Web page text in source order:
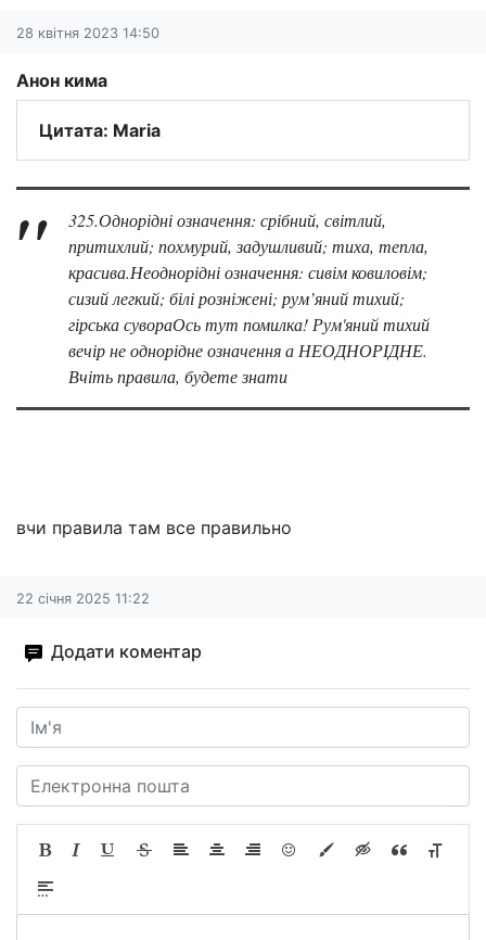
28 квітня 2023 14:50
Анон кима
Цитата: Maria
325.Однорідні означення: срібний, світлий,
притихлий; похмурий, задушливий; тиха, тепла,
красива.Неоднорідні означення: сивім ковиловім;
сизий легкий; білі розніжені; рум’яний тихий;
гірська сувораОсь тут помилка! Рум'яний тихий
вечір не однорідне означення а НЕОДНОРІДНЕ.
Вчіть правила, будете знати
вчи правила там все правильно
22 січня 2025 11:22
Додати коментар